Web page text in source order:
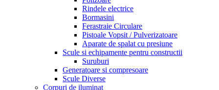
Rindele electrice
Bormasini
Ferastraie Circulare
Pistoale Vopsit / Pulverizatoare
Aparate de spalat cu presiune
Scule si echipamente pentru constructii
Suruburi
Generatoare si compresoare
Scule Diverse
Corpuri de iluminat